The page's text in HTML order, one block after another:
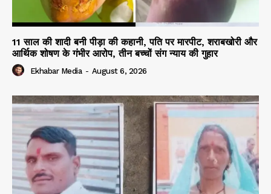
11 साल की शादी बनी पीड़ा की कहानी, पति पर मारपीट, शराबखोरी और
आर्थिक शोषण के गंभीर आरोप, तीन बच्चों संग न्याय की गुहार
Ekhabar Media - August 6, 2026